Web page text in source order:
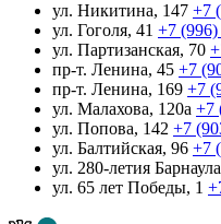
ул. Никитина, 147 +7
ул. Гоголя, 41 +7
ул. Партизанская, 70
пр-т. Ленина, 45 +7
пр-т. Ленина, 169 +7
ул. Малахова, 120а +7
ул. Попова, 142 +7
ул. Балтийская, 96 +7
ул. 280-летия
ул. 65 лет Победы, 1